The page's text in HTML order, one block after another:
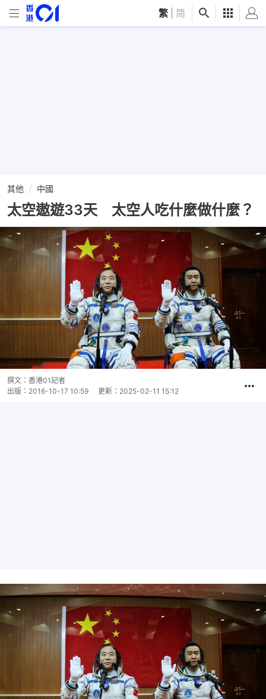
繁 简
其他 中國
太空遨遊33天 太空人吃什麼做什麼？
撰文： 香港01記者
出版： 2016-10-17 10:59 更新： 2025-02-11 15:12